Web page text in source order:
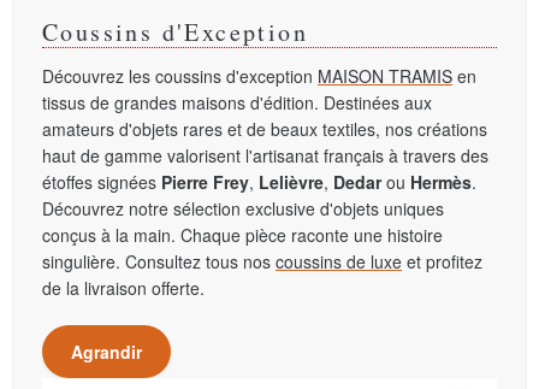
Coussins d'Exception
Découvrez les coussins d'exception MAISON TRAMIS en
tissus de grandes maisons d'édition. Destinées aux
amateurs d'objets rares et de beaux textiles, nos créations
haut de gamme valorisent l'artisanat français à travers des
étoffes signées Pierre Frey, Lelièvre, Dedarou Hermès.
Découvrez notre sélection exclusive d'objets uniques
conçus à la main. Chaque pièce raconte une histoire
singulière. Consultez tous nos coussins de luxe et profitez
de la livraison offerte.
Agrandir